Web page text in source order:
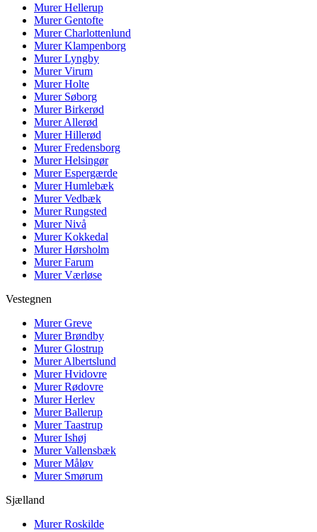
MurerHellerup
MurerGentofte
MurerCharlottenlund
MurerKlampenborg
MurerLyngby
MurerVirum
MurerHolte
Murer Søborg
MurerBirkerød
MurerAllerød
MurerHillerød
MurerFredensborg
MurerHelsingør
MurerEspergærde
MurerHumlebæk
MurerVedbæk
MurerRungsted
MurerNivå
MurerKokkedal
MurerHørsholm
MurerFarum
MurerVærløse
Vestegnen
MurerGreve
MurerBrøndby
MurerGlostrup
MurerAlbertslund
MurerHvidovre
MurerRødovre
MurerHerlev
MurerBallerup
MurerTaastrup
MurerIshøj
MurerVallensbæk
MurerMåløv
Murer Smørum
Sjælland
MurerRoskilde